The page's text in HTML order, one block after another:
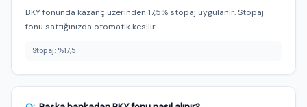
BKY fonunda kazanç üzerinden 17,5% stopaj uygulanır. Stopaj
fonu sattığınızda otomatik kesilir.
Stopaj: %17,5